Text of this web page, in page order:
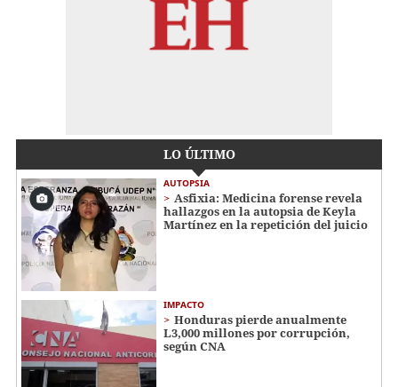
LO ÚLTIMO
AUTOPSIA
Asfixia: Medicina forense revela
hallazgos en la autopsia de Keyla
Martínez en la repetición del juicio
IMPACTO
Honduras pierde anualmente
L3,000 millones por corrupción,
según CNA